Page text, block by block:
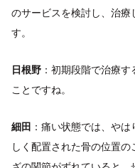
のサービスを検討し、治療
す。
日根野 ：初期段階で治療
ことですね。
細田 ：痛い状態では、や
しく配置された骨の位置